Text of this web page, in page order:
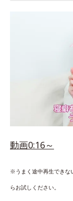
動画0:16～
※うまく途中再生できな
らお試しください。